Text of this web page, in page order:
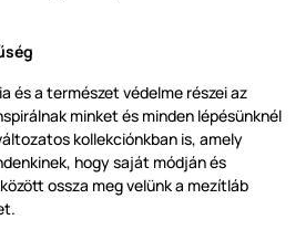
és a természet védelme részei az
minket és minden lépésünknél
kollekciónkban is, amely
hogy saját módján és
ossza meg velünk a mezítláb